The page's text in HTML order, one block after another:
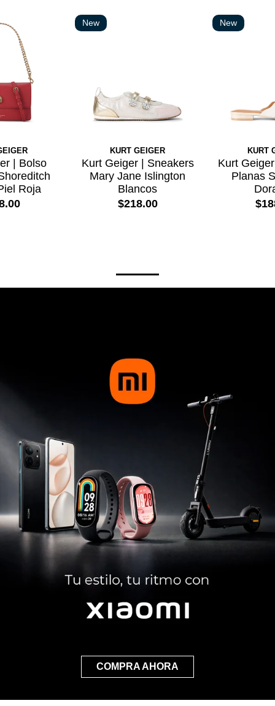
New
KURT GEIGER
Kurt Geiger | Sneakers
Mary Jane Islington
Blancos
$218.00
New
KURT
Kurt
Planas
| Bolso
Roja
COMPRA AHORA